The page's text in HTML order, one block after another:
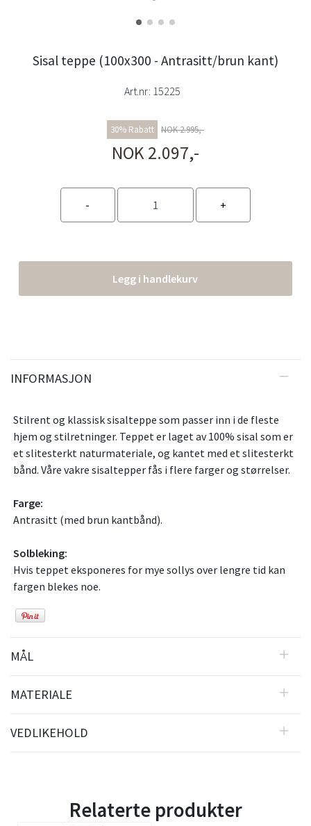
Sisal teppe (100x300 - Antrasitt/brun kant)
Art.nr: 15225
30% Rabatt NOK 2.995,-
NOK 2.097,-
Legg i handlekurv
INFORMASJON
Stilrent og klassisk sisalteppe som passer inn i de fleste
hjem og stilretninger. Teppet er laget av 100% sisal som er
et slitesterkt naturmateriale, og kantet med et slitesterkt
bånd. Våre vakre sisaltepper fås i flere farger og størrelser.
Farge:
Antrasitt (med brun kantbånd).
Solbleking:
Hvis teppet eksponeres for mye sollys over lengre tid kan
fargen blekes noe.
MÅL
MATERIALE
VEDLIKEHOLD
Relaterte produkter